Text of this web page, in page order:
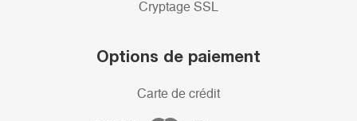
Cryptage SSL
Options de paiement
Carte de crédit